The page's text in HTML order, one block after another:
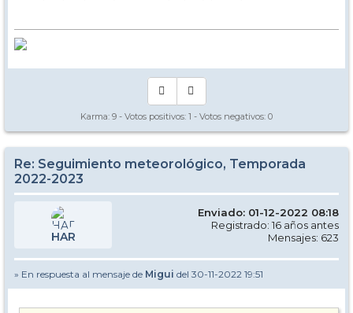
Karma: 9 - Votos positivos: 1 - Votos negativos: 0
Re: Seguimiento meteorológico, Temporada
2022-2023
HAR
Enviado: 01-12-2022 08:18
Registrado: 16 años antes
Mensajes: 623
» En respuesta al mensaje de Migui del 30-11-2022 19:51